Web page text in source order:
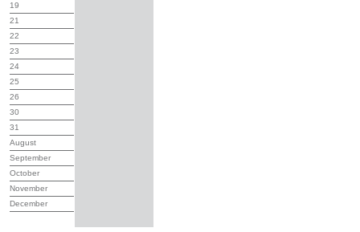
19
21
22
23
24
25
26
30
31
August
September
October
November
December